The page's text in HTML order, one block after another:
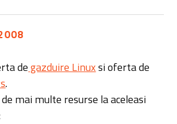
degazduire Linuxsi oferta de
.
mai multe resurse la aceleasi